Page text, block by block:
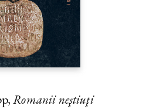
Romanii neştiuţi